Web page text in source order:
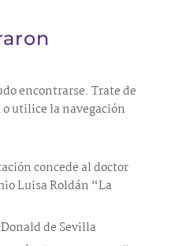
encontrarse. Trate de
utilice la navegación
concede al doctor
Luisa Roldán “La
de Sevilla